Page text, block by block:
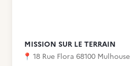
MISSION SUR LE TERRAIN
📍 18 Rue Flora 68100 Mulhouse